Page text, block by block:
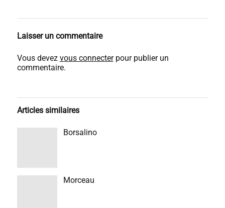
Laisser un commentaire
Vous devez vous connecterpour publier un
commentaire.
Articles similaires
Borsalino
Morceau